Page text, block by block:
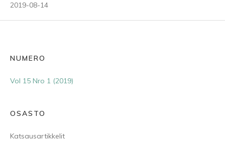
2019-08-14
NUMERO
Vol 15 Nro 1 (2019)
OSASTO
Katsausartikkelit